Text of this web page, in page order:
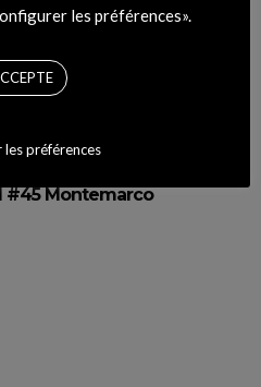
#45 Montemarco
les préférences».
les préférences